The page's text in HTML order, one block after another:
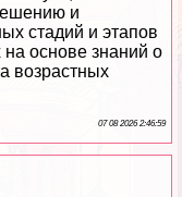
и
стадий и этапов
основе знаний о
возрастных
07 08 2026 2:46:59